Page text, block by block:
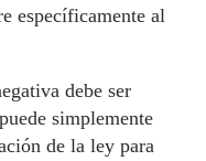
específicamente al
debe ser
simplemente
de la ley para